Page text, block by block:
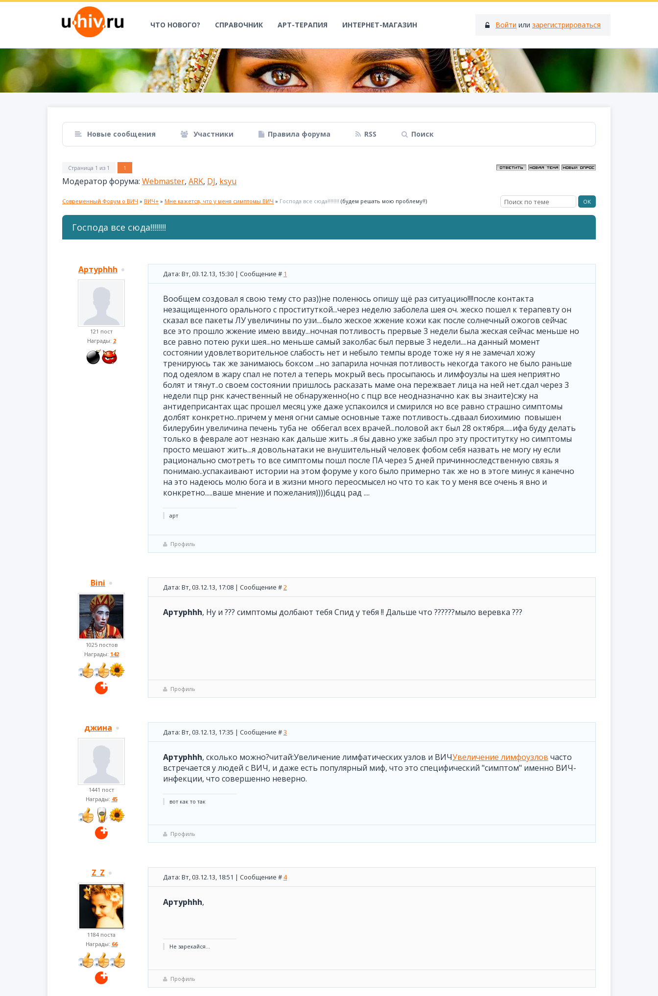
Войти или зарегистрироваться
ЧТО НОВОГО? СПРАВОЧНИК АРТ-ТЕРАПИЯ ИНТЕРНЕТ-МАГАЗИН
Новые сообщения Участники Правила форума RSS Поиск
Страница 1 из 1 1
Модератор форума: Webmaster, ARK, DJ, ksyu
Современный Форум о ВИЧ » ВИЧ+ » Мне кажется, что у меня симптомы ВИЧ » Господа все сюда!!!!!!!! (будем решать мою проблему!!)
Господа все сюда!!!!!!!!
Артурhhh
121 пост
Награды: 2
Дата: Вт, 03.12.13, 15:30 | Сообщение # 1
Вообщем создовал я свою тему сто раз))не поленюсь опишу щё раз ситуацию!!!!после контакта
незащищенного орального с проституткой...через неделю заболела шея оч. жеско пошел к терапевту он
сказал все пакеты ЛУ увеличины по узи....было жеское жжение кожи как после солнечный ожогов сейчас
все это прошло жжение имею ввиду...ночная потливость прервые 3 недели была жеская сейчас меньше но
все равно потею руки шея...но меньше самый заколбас был первые 3 недели....на данный момент
состоянии удовлетворительное слабость нет и небыло темпы вроде тоже ну я не замечал хожу
тренируюсь так же занимаюсь боксом ...но запарила ночная потливость некогда такого не было раньше
под одеялом в жару спал не потел а теперь мокрый весь просыпаюсь и лимфоузлы на шея неприятно
болят и тянут..о своем состоянии пришлось расказать маме она пережвает лица на ней нет.сдал через 3
недели пцр рнк качественный не обнаруженно(но с пцр все неодназначно как вы знаите)сжу на
антидеприсантах щас прошел месяц уже даже успакоился и смирился но все равно страшно симптомы
долбят конкретно..причем у меня огни самые основные таже потливость..сдваал биохимию повышен
билерубин увеличина печень туба не оббегал всех врачей...половой акт был 28 октября......ифа буду делать
только в феврале аот незнаю как дальше жить ..я бы давно уже забыл про эту проститутку но симптомы
просто мешают жить...я довольнатаки не внушительный человек фобом себя назвать не могу ну если
рационально смотреть то все симптомы пошл после ПА через 5 дней причинноследственную связь я
понимаю..успакаивают истории на этом форуме у кого было примерно так же но в этоге минус я канечно
на это надеюсь молю бога и в жизни много переосмысел но что то как то у меня все очень я вно и
конкретно.....ваше мнение и пожелания))))бцдц рад ....
арт
Профиль
Bini
1025 постов
Награды: 142
Дата: Вт, 03.12.13, 17:08 | Сообщение #2
Артурhhh, Ну и ??? симптомы долбают тебя Спид у тебя !! Дальше что ??????мыло веревка ???
Профиль
джина
1441 пост
Награды: 45
Дата: Вт, 03.12.13, 17:35 | Сообщение #3
Артурhhh, сколько можно?читай:Увеличение лимфатических узлов и ВИЧУвеличение лимфоузлов часто
встречается у людей с ВИЧ, и даже есть популярный миф, что это специфический "симптом" именно ВИЧ-
инфекции, что совершенно неверно.
вот как то так
Профиль
Z_Z
1184 поста
Награды: 66
Дата: Вт, 03.12.13, 18:51 | Сообщение #4
Артурhhh,
Не зарекайся...
Профиль